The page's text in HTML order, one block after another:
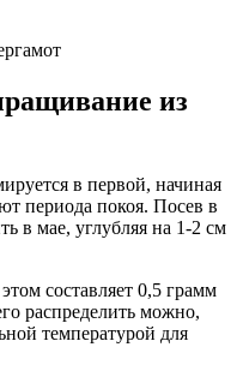
из
в первой, начиная
периода покоя. Посев в
в мае, углубляя на 1-2 см
составляет 0,5 грамм
распределить можно,
температурой для